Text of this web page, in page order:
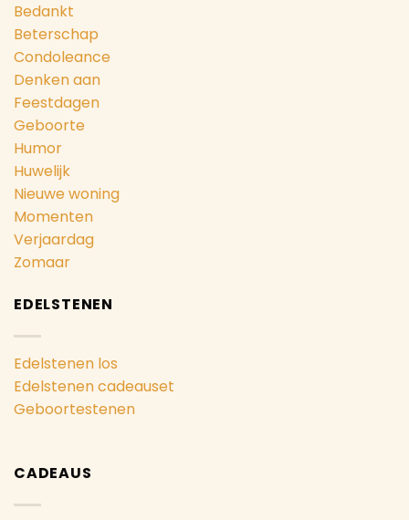
Bedankt
Beterschap
Condoleance
Denken aan
Feestdagen
Geboorte
Humor
Huwelijk
Nieuwe woning
Momenten
Verjaardag
Zomaar
EDELSTENEN
Edelstenen los
Edelstenen cadeauset
Geboortestenen
CADEAUS